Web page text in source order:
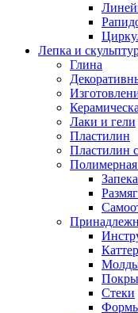
Лепка и
Глина
Лаки и гели
Пластилин
Пластилин
Полимерная
Стеки